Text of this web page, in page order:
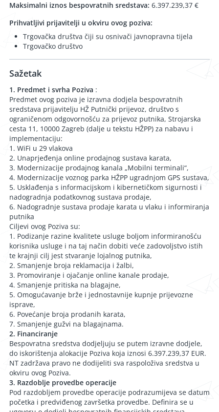
Maksimalni iznos bespovratnih sredstava: 6.397.239,37 €
Prihvatljivi prijavitelji u okviru ovog poziva:
Trgovačka društva čiji su osnivači javnopravna tijela
Trgovačko društvo
Sažetak
1. Predmet i svrha Poziva :
Predmet ovog poziva je izravna dodjela bespovratnih
sredstava prijavitelju HŽ Putnički prijevoz, društvo s
ograničenom odgovornošću za prijevoz putnika, Strojarska
cesta 11, 10000 Zagreb (dalje u tekstu HŽPP) za nabavu i
implementaciju:
1. WiFi u 29 vlakova
2. Unaprjeđenja online prodajnog sustava karata,
3. Modernizacije prodajnog kanala „Mobilni terminali“,
4. Modernizacije voznog parka HŽPP ugradnjom GPS sustava,
5. Usklađenja s informacijskom i kibernetičkom sigurnosti i
nadogradnja podatkovnog sustava prodaje,
6. Nadogradnje sustava prodaje karata u vlaku i informiranja
putnika
Ciljevi ovog Poziva su:
1. Podizanje razine kvalitete usluge boljom informiranošću
korisnika usluge i na taj način dobiti veće zadovoljstvo istih
te krajnji cilj jest stvaranje lojalnog putnika,
2. Smanjenje broja reklamacija i žalbi,
3. Promoviranje i ojačanje online kanale prodaje,
4. Smanjenje pritiska na blagajne,
5. Omogućavanje brže i jednostavnije kupnje prijevozne
isprave,
6. Povećanje broja prodanih karata,
7. Smanjenje gužvi na blagajnama.
2. Financiranje
Bespovratna sredstva dodjeljuju se putem izravne dodjele,
do iskorištenja alokacije Poziva koja iznosi 6.397.239,37 EUR.
NT zadržava pravo ne dodijeliti sva raspoloživa sredstva u
okviru ovog Poziva.
3. Razdoblje provedbe operacije
Pod razdobljem provedbe operacije podrazumijeva se datum
početka i predviđenog završetka provedbe. Definira se u